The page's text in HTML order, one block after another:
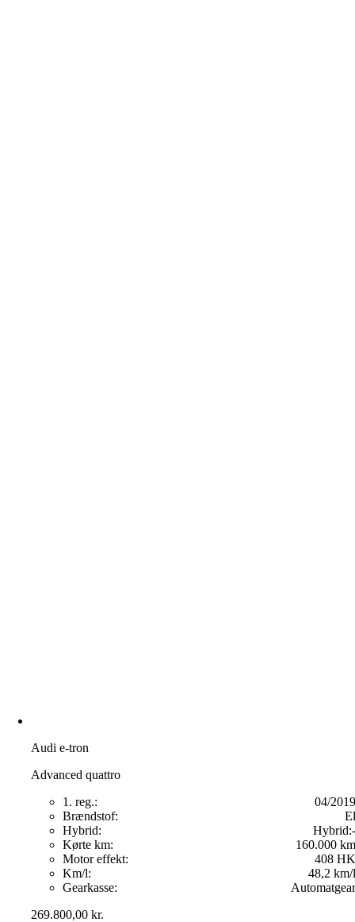
Audi e-tron
Advanced quattro
1. reg.:
04/2019
Brændstof:
El
Hybrid:
Hybrid:-
Kørte km:
160.000 km
Motor effekt:
408 HK
Km/l:
48,2 km/l
Gearkasse:
Automatgear
269.800,00kr.